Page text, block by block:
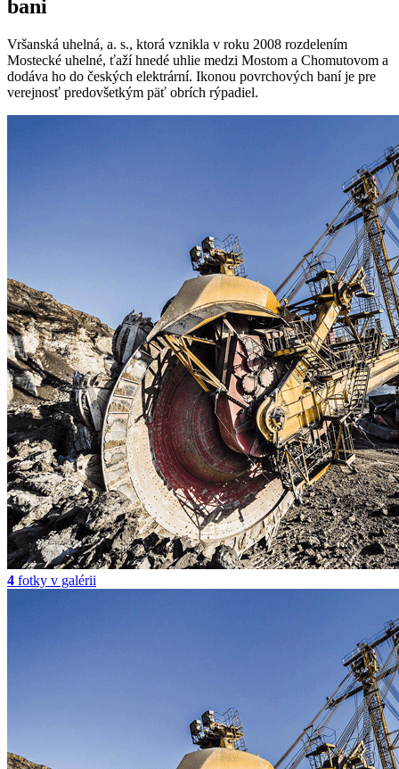
bani
Vršanská uhelná, a. s., ktorá vznikla v roku 2008 rozdelením
Mostecké uhelné, ťaží hnedé uhlie medzi Mostom a Chomutovom a
dodáva ho do českých elektrární. Ikonou povrchových baní je pre
verejnosť predovšetkým päť obrích rýpadiel.
4 fotky v galérii